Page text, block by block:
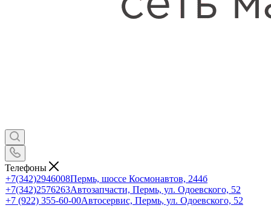
Телефоны
+7(342)2946008Пермь, шоссе Космонавтов, 244б
+7(342)2576263Автозапчасти, Пермь, ул. Одоевского, 52
+7 (922) 355-60-00Автосервис, Пермь, ул. Одоевского, 52